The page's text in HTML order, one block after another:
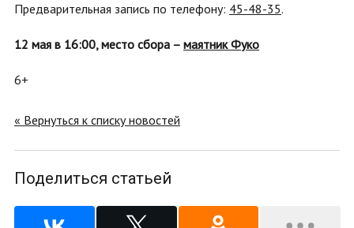
Предварительная запись по телефону: 45-48-35.
12 мая в 16:00, место сбора – маятник Фуко
6+
« Вернуться к списку новостей
Поделиться статьей